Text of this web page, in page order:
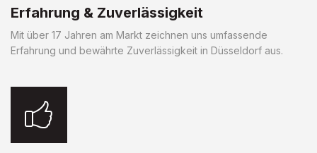
Erfahrung & Zuverlässigkeit
Mit über 17 Jahren am Markt zeichnen uns umfassende
Erfahrung und bewährte Zuverlässigkeit in Düsseldorf aus.